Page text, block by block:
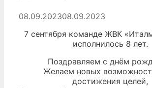
08.09.202308.09.2023
7 сентября команде ЖВК
исполнилось 8 лет.
Поздравляем с днём
Желаем новых
достижения целей,